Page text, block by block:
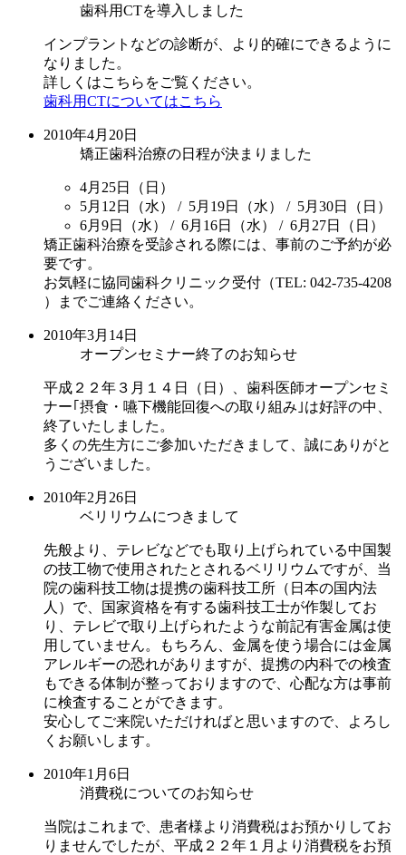
歯科用CTを導入しました
インプラントなどの診断が、より的確にできるように
なりました。
詳しくはこちらをご覧ください。
歯科用CTについてはこちら
2010年4月20日
矯正歯科治療の日程が決まりました
4月25日（日）
5月12日（水） / 5月19日（水） / 5月30日（日）
6月9日（水） / 6月16日（水） / 6月27日（日）
矯正歯科治療を受診される際には、事前のご予約が必
要です。
お気軽に協同歯科クリニック受付（TEL: 042-735-4208
）までご連絡ください。
2010年3月14日
オープンセミナー終了のお知らせ
平成２２年３月１４日（日）、歯科医師オープンセミ
ナー｢摂食・嚥下機能回復への取り組み｣は好評の中、
終了いたしました。
多くの先生方にご参加いただきまして、誠にありがと
うございました。
2010年2月26日
ベリリウムにつきまして
先般より、テレビなどでも取り上げられている中国製
の技工物で使用されたとされるベリリウムですが、当
院の歯科技工物は提携の歯科技工所（日本の国内法
人）で、国家資格を有する歯科技工士が作製してお
り、テレビで取り上げられたような前記有害金属は使
用していません。もちろん、金属を使う場合には金属
アレルギーの恐れがありますが、提携の内科での検査
もできる体制が整っておりますので、心配な方は事前
に検査することができます。
安心してご来院いただければと思いますので、よろし
くお願いします。
2010年1月6日
消費税についてのお知らせ
当院はこれまで、患者様より消費税はお預かりしてお
りませんでしたが、平成２２年１月より消費税をお預